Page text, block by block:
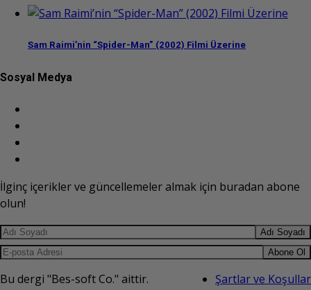
Sam Raimi’nin “Spider-Man” (2002) Filmi Üzerine
Sosyal Medya
İlginç içerikler ve güncellemeler almak için buradan abone
olun!
Adı Soyadı
Abone Ol
Bu dergi "Bes-soft Co." aittir. Şartlar ve Koşullar